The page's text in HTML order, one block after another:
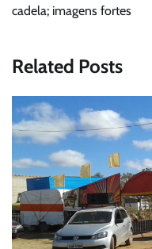
cadela; imagens fortes
Related Posts